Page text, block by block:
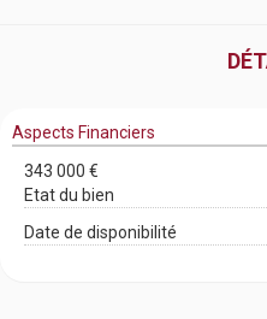
Aspects Financiers
343 000 €
Etat du bien
Date de disponibilité